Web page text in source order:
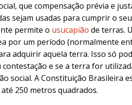
que compensação prévia e
sejam usadas para cumprir o
permite o usucapião de terras.
por um período (normalmente
adquirir aquela terra. Isso só
e se a terra for
social. A Constituição Brasileira
250 metros quadrados.